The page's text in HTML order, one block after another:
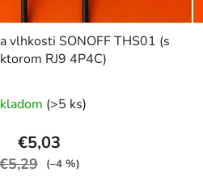
vlhkosti SONOFF THS01 (s
RJ9 4P4C)
hodnotenie
produktu
je
(>5 ks)
€5,03
(–4 %)